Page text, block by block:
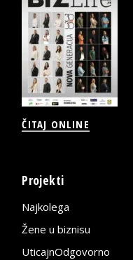
ČITAJ ONLINE
Projekti
Najkolega
Žene u biznisu
UticajnOdgovorno